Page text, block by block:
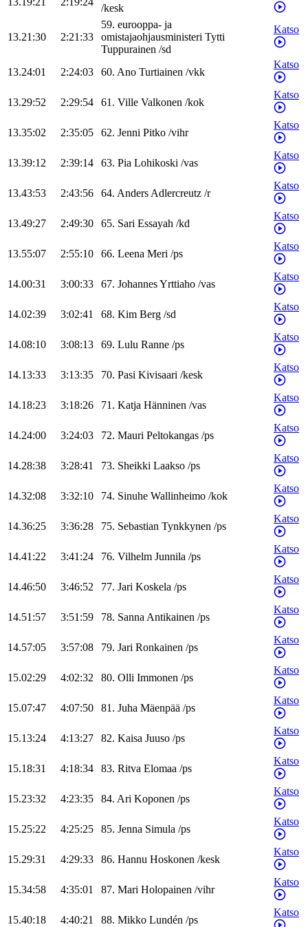
/kesk
13.21:30 2:21:33
59. eurooppa- ja
omistajaohjausministeri Tytti
Tuppurainen /sd
Katso
13.24:01 2:24:03 60. Ano Turtiainen /vkk
Katso
13.29:52 2:29:54 61. Ville Valkonen /kok
Katso
13.35:02 2:35:05 62. Jenni Pitko /vihr
Katso
13.39:12 2:39:14 63. Pia Lohikoski /vas
Katso
13.43:53 2:43:56 64. AndersAdlercreutz /r
Katso
13.49:27 2:49:30 65. Sari Essayah /kd
Katso
13.55:07 2:55:10 66. Leena Meri /ps
Katso
14.00:31 3:00:33 67. JohannesYrttiaho /vas
Katso
14.02:39 3:02:41 68. Kim Berg /sd
Katso
14.08:10 3:08:13 69. Lulu Ranne /ps
Katso
14.13:33 3:13:35 70. Pasi Kivisaari /kesk
Katso
14.18:23 3:18:26 71. Katja Hänninen /vas
Katso
14.24:00 3:24:03 72. Mauri Peltokangas /ps
Katso
14.28:38 3:28:41 73. Sheikki Laakso /ps
Katso
14.32:08 3:32:10 74. Sinuhe Wallinheimo /kok
Katso
14.36:25 3:36:28 75. Sebastian Tynkkynen /ps
Katso
14.41:22 3:41:24 76. Vilhelm Junnila /ps
Katso
14.46:50 3:46:52 77. Jari Koskela /ps
Katso
14.51:57 3:51:59 78. SannaAntikainen /ps
Katso
14.57:05 3:57:08 79. Jari Ronkainen /ps
Katso
15.02:29 4:02:32 80. Olli Immonen /ps
Katso
15.07:47 4:07:50 81. Juha Mäenpää /ps
Katso
15.13:24 4:13:27 82. Kaisa Juuso /ps
Katso
15.18:31 4:18:34 83. Ritva Elomaa /ps
Katso
15.23:32 4:23:35 84. Ari Koponen /ps
Katso
15.25:22 4:25:25 85. Jenna Simula /ps
Katso
15.29:31 4:29:33 86. Hannu Hoskonen /kesk
Katso
15.34:58 4:35:01 87. Mari Holopainen /vihr
Katso
15.40:18 4:40:21 88. Mikko Lundén /ps
Katso